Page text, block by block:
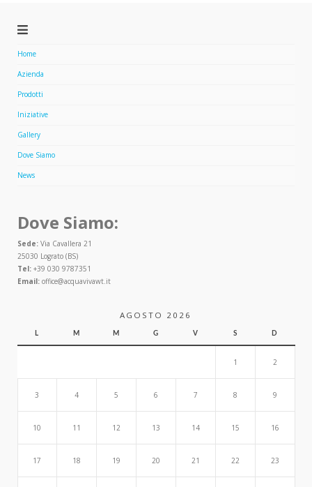
Home
Azienda
Prodotti
Iniziative
Gallery
Dove Siamo
News
Dove Siamo:
Sede:Via Cavallera 21
25030 Lograto (BS)
Tel:+39 030 9787351
Email:office@acquavivawt.it
AGOSTO 2026
L M M G V S D
1 2
3 4 5 6 7 8 9
10 11 12 13 14 15 16
17 18 19 20 21 22 23